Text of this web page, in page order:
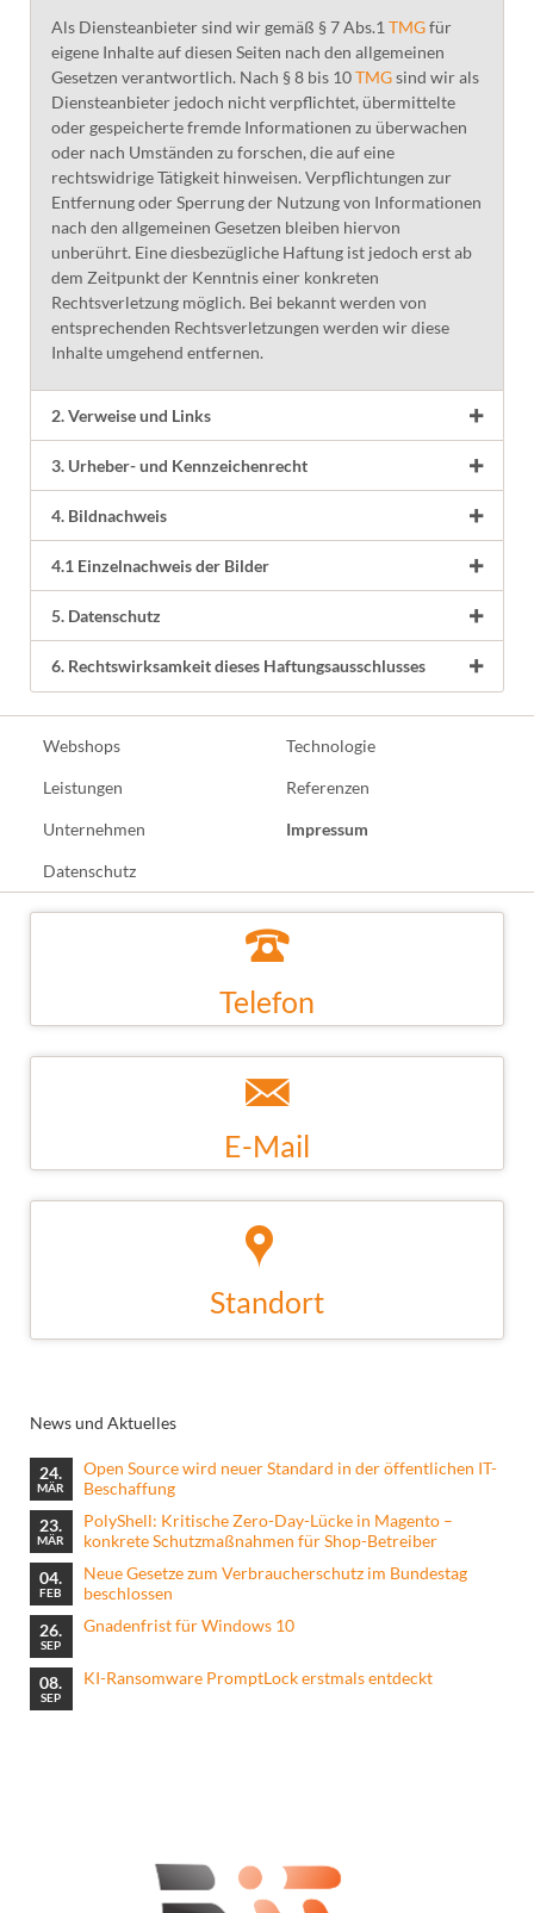
Als Diensteanbieter sind wir gemäß § 7 Abs.1TMGfür
eigene Inhalte auf diesen Seiten nach den allgemeinen
Gesetzen verantwortlich. Nach § 8 bis 10TMGsind wir als
Diensteanbieter jedoch nicht verpflichtet, übermittelte
oder gespeicherte fremde Informationen zu überwachen
oder nach Umständen zu forschen, die auf eine
rechtswidrige Tätigkeit hinweisen. Verpflichtungen zur
Entfernung oder Sperrung der Nutzung von Informationen
nach den allgemeinen Gesetzen bleiben hiervon
unberührt. Eine diesbezügliche Haftung ist jedoch erst ab
dem Zeitpunkt der Kenntnis einer konkreten
Rechtsverletzung möglich. Bei bekannt werden von
entsprechenden Rechtsverletzungen werden wir diese
Inhalte umgehend entfernen.
2. Verweise und Links
3. Urheber- und Kennzeichenrecht
4. Bildnachweis
4.1 Einzelnachweis der Bilder
5. Datenschutz
6. Rechtswirksamkeit dieses Haftungsausschlusses
Webshops Technologie
Leistungen Referenzen
Unternehmen Impressum
Datenschutz
+49 (0)351 88939440
Dresden, Deutschland
News und Aktuelles
24.
MÄR
Open Source wird neuer Standard in der öffentlichen IT-
Beschaffung
23.
MÄR
PolyShell: Kritische Zero-Day-Lücke in Magento –
konkrete Schutzmaßnahmen für Shop-Betreiber
04.
FEB
Neue Gesetze zum Verbraucherschutz im Bundestag
beschlossen
26.
SEP
Gnadenfrist für Windows 10
08.
SEP
KI-Ransomware PromptLock erstmals entdeckt